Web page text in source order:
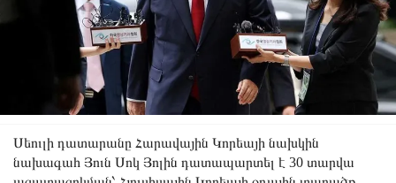
Սեուլի դատարանը Հարավային Կորեայի նախկին
նախագահ Յուն Սոկ Յոլին դատապարտել է 30 տարվա